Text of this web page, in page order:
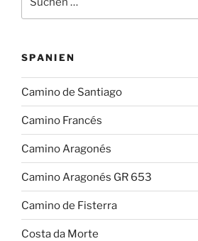
nach:
SPANIEN
Camino de Santiago
Camino Francés
Camino Aragonés
Camino Aragonés GR 653
Camino de Fisterra
Costa da Morte